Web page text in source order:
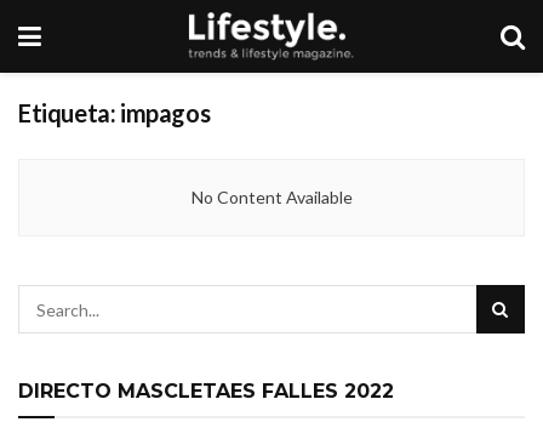
Etiqueta: impagos
No Content Available
DIRECTO MASCLETAES FALLES 2022